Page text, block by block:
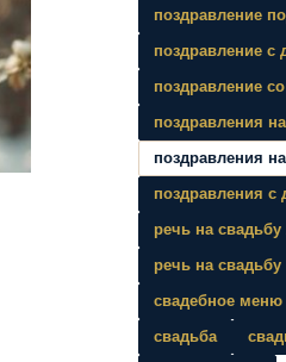
поздравление
поздравление с
поздравление
поздравления
поздравления
поздравления с
речь на
речь на свадьбу
свадебное меню
свадьба